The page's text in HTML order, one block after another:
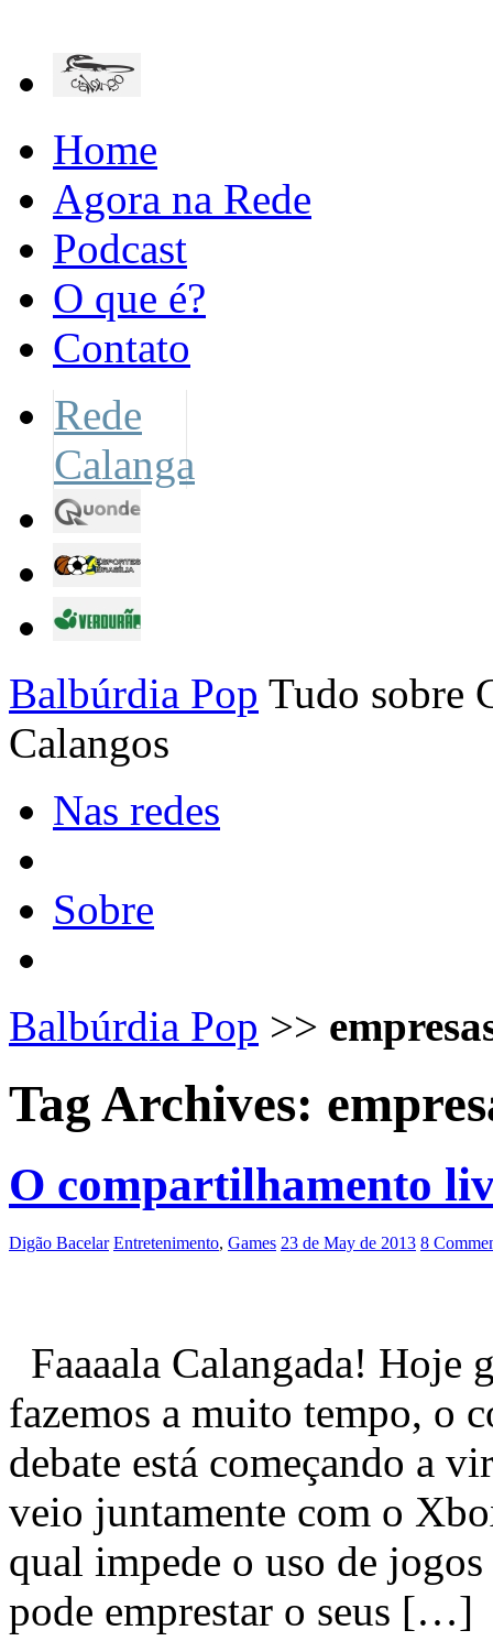
Home
Agora na Rede
Podcast
O que é?
Contato
Rede
Calanga
Balbúrdia Pop Tudo sobre
Calangos
Nas redes
Sobre
Balbúrdia Pop >>
Tag Archives:
O compartilhamento
Digão Bacelar Entretenimento, Games 23 de May de 2013 8
Faaaala Calangada! Hoje
fazemos a muito tempo, o
debate está começando a
veio juntamente com o
qual impede o uso de
pode emprestar o seus […]